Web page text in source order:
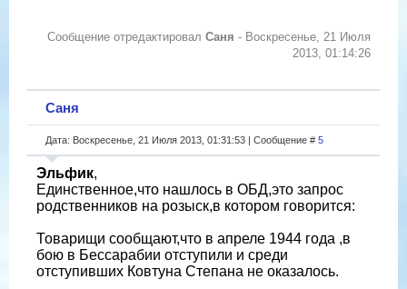
Сообщение отредактировал Саня - Воскресенье, 21 Июля
2013, 01:14:26
Саня
Дата: Воскресенье, 21 Июля 2013, 01:31:53 | Сообщение # 5
Эльфик,
Единственное,что нашлось в ОБД,это запрос
родственников на розыск,в котором говорится:
Товарищи сообщают,что в апреле 1944 года ,в
бою в Бессарабии отступили и среди
отступивших Ковтуна Степана не оказалось.